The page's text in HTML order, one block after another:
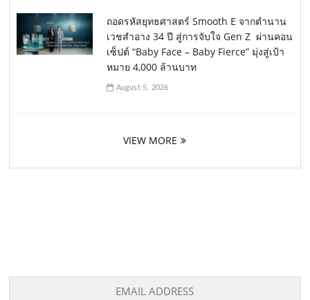
ถอดรหัสยุทธศาสตร์ Smooth E จากตำนาน
เวชสำอาง 34 ปี สู่การจับใจ Gen Z ผ่านคอน
เซ็ปต์ “Baby Face – Baby Fierce” มุ่งสู่เป้า
หมาย 4,000 ล้านบาท
August 5, 2026
VIEW MORE